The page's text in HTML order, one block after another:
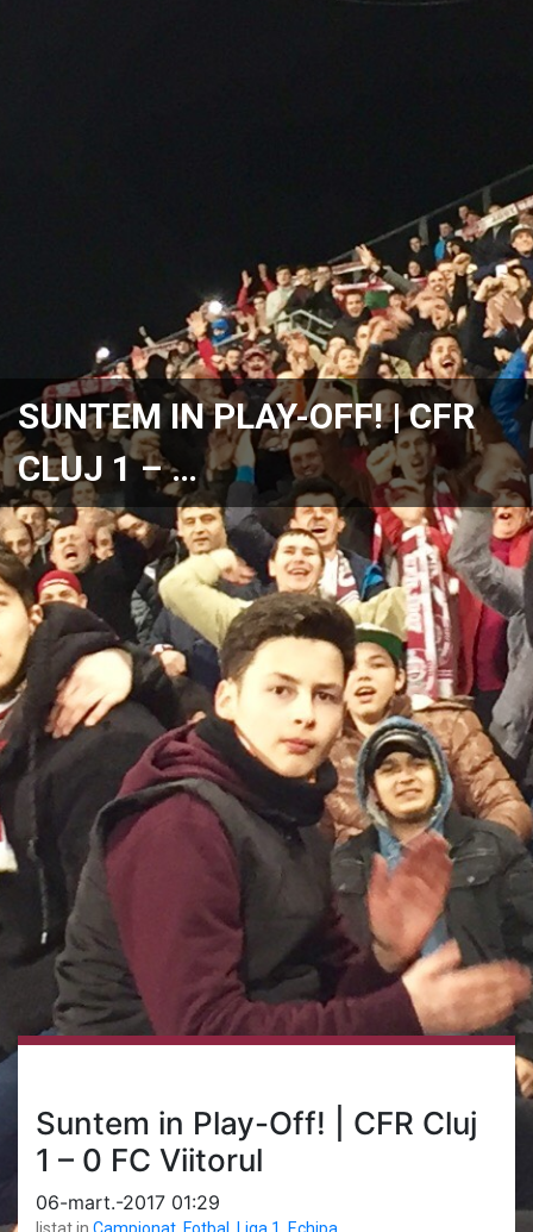
SUNTEM IN PLAY-OFF! | CFR
CLUJ 1 – …
Suntem in Play-Off! | CFR Cluj
1 – 0 FC Viitorul
06-mart.-2017 01:29